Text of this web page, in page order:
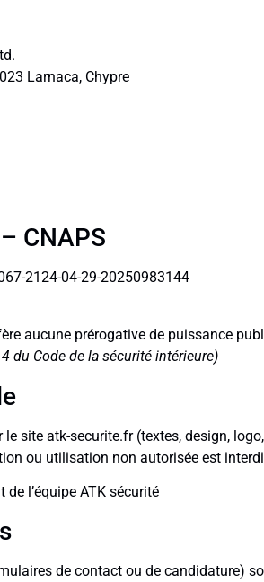
Larnaca, Chypre
CNAPS
2124-04-29-20250983144
aucune prérogative de puissance
du Code de la sécurité intérieure)
le site atk-securite.fr (textes, design,
ou utilisation non autorisée est
l’équipe ATK sécurité
de contact ou de candidature)